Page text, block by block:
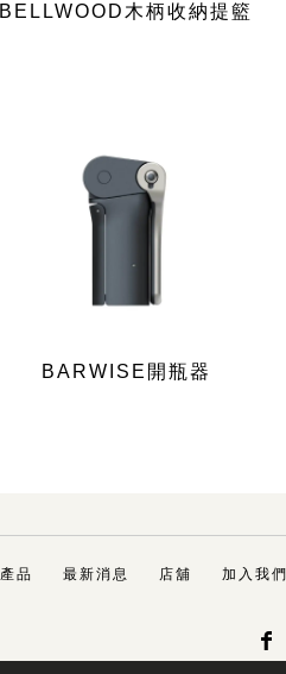
BELLWOOD木柄收納提籃
BARWISE開瓶器
產品 最新消息 店舖 加入我們
